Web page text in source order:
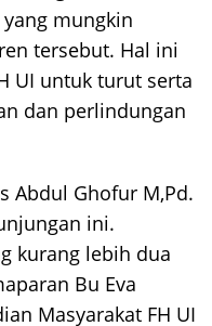
mungkin
tersebut. Hal ini
UI untuk turut serta
dan perlindungan
Abdul Ghofur M,Pd.
ini.
kurang lebih dua
Bu Eva
Masyarakat FH UI